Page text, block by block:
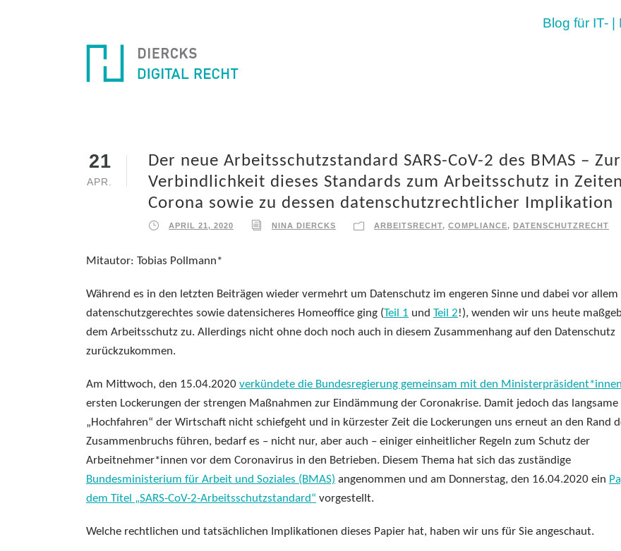
Blog für IT-
21
APR.
Der neue Arbeitsschutzstandard SARS-CoV-2 des BMAS – Zur
Verbindlichkeit dieses Standards zum Arbeitsschutz in
Corona sowie zu dessen datenschutzrechtlicher Implikation
APRIL 21, 2020 NINA DIERCKS ARBEITSRECHT, COMPLIANCE, DATENSCHUTZRECHT
Mitautor: Tobias Pollmann*
Während es in den letzten Beiträgen wieder vermehrt um Datenschutz im engeren Sinne und dabei vor allem
datenschutzgerechtes sowie datensicheres Homeoffice ging (Teil 1 und Teil 2!), wenden wir uns heute
dem Arbeitsschutz zu. Allerdings nicht ohne doch noch auch in diesem Zusammenhang auf den Datenschutz
zurückzukommen.
Am Mittwoch, den 15.04.2020 verkündete die Bundesregierung gemeinsam mit den Ministerpräsident*innen
ersten Lockerungen der strengen Maßnahmen zur Eindämmung der Coronakrise. Damit jedoch das langsame
„Hochfahren“ der Wirtschaft nicht schiefgeht und in kürzester Zeit die Lockerungen uns erneut an den Rand
Zusammenbruchs führen, bedarf es – nicht nur, aber auch – einiger einheitlicher Regeln zum Schutz der
Arbeitnehmer*innen vor dem Coronavirus in den Betrieben. Diesem Thema hat sich das zuständige
Bundesministerium für Arbeit und Soziales (BMAS) angenommen und am Donnerstag, den 16.04.2020 ein
dem Titel „SARS-CoV-2-Arbeitsschutzstandard“ vorgestellt.
Welche rechtlichen und tatsächlichen Implikationen dieses Papier hat, haben wir uns für Sie angeschaut.